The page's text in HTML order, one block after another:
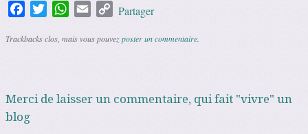
FacebookTwitterWhatsApp
Email Copy
Partager
Trackbacks clos, mais vous pouvezposter un commentaire
Merci de laisser un commentaire, qui fait "vivre" un
blog